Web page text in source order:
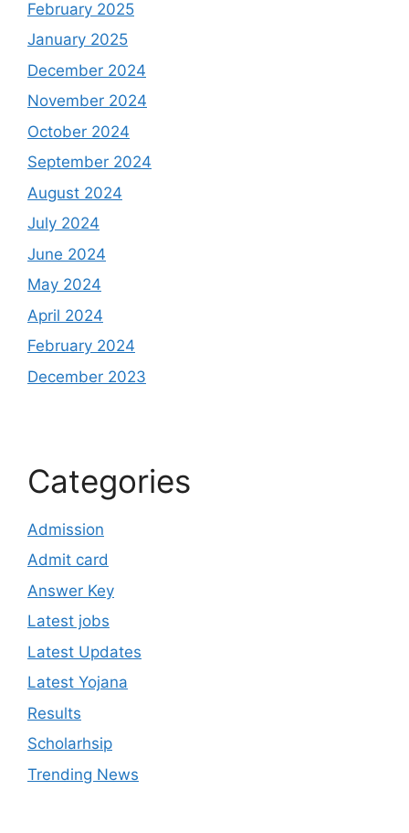
February 2025
January 2025
December 2024
November 2024
October 2024
September 2024
August 2024
July 2024
June 2024
May 2024
April 2024
February 2024
December 2023
Categories
Admission
Admit card
Answer Key
Latest jobs
Latest Updates
Latest Yojana
Results
Scholarhsip
Trending News